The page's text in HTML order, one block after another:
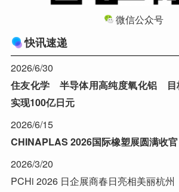
微信公众号
快讯速递
2026/6/30
住友化学 半导体用高纯度氧化铝 目
实现100亿日元
2026/6/15
CHINAPLAS 2026国际橡塑展圆满收官
2026/3/20
PCHi 2026 日企展商春日亮相美丽杭州